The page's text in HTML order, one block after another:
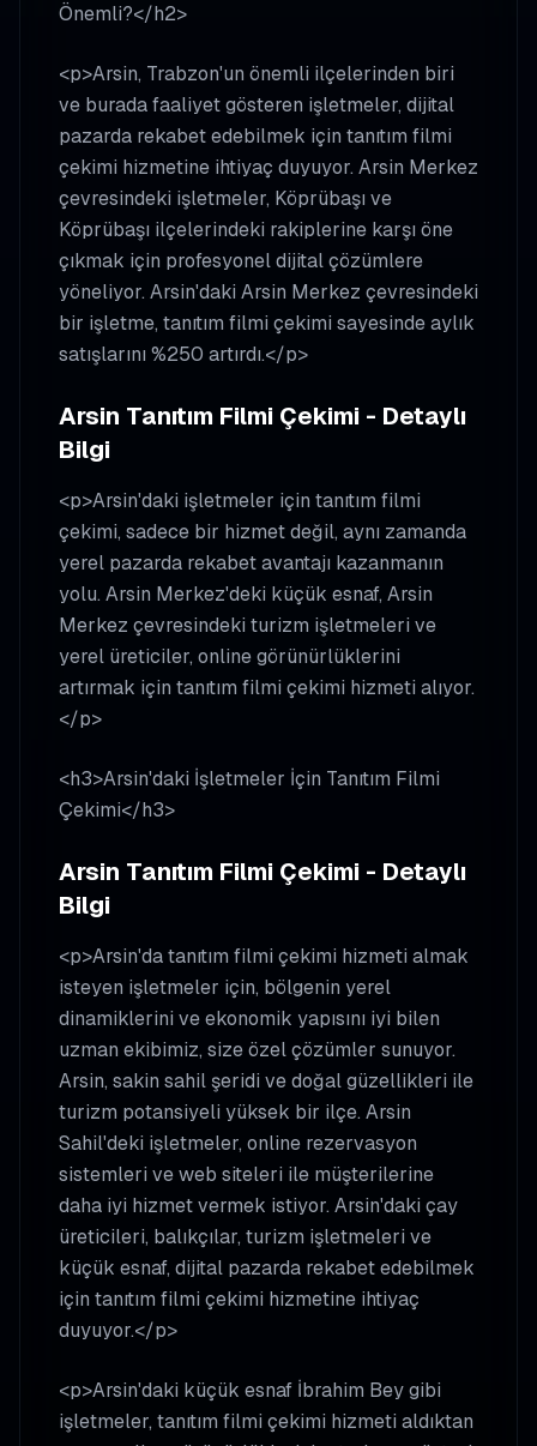
Önemli?</h2>
<p>Arsin, Trabzon'un önemli ilçelerinden biri
ve burada faaliyet gösteren işletmeler, dijital
pazarda rekabet edebilmek için tanıtım filmi
çekimi hizmetine ihtiyaç duyuyor. Arsin Merkez
çevresindeki işletmeler, Köprübaşı ve
Köprübaşı ilçelerindeki rakiplerine karşı öne
çıkmak için profesyonel dijital çözümlere
yöneliyor. Arsin'daki Arsin Merkez çevresindeki
bir işletme, tanıtım filmi çekimi sayesinde aylık
satışlarını %250 artırdı.</p>
Arsin Tanıtım Filmi Çekimi - Detaylı
Bilgi
<p>Arsin'daki işletmeler için tanıtım filmi
çekimi, sadece bir hizmet değil, aynı zamanda
yerel pazarda rekabet avantajı kazanmanın
yolu. Arsin Merkez'deki küçük esnaf, Arsin
Merkez çevresindeki turizm işletmeleri ve
yerel üreticiler, online görünürlüklerini
artırmak için tanıtım filmi çekimi hizmeti alıyor.
</p>
<h3>Arsin'daki İşletmeler İçin Tanıtım Filmi
Çekimi</h3>
Arsin Tanıtım Filmi Çekimi - Detaylı
Bilgi
<p>Arsin'da tanıtım filmi çekimi hizmeti almak
isteyen işletmeler için, bölgenin yerel
dinamiklerini ve ekonomik yapısını iyi bilen
uzman ekibimiz, size özel çözümler sunuyor.
Arsin, sakin sahil şeridi ve doğal güzellikleri ile
turizm potansiyeli yüksek bir ilçe. Arsin
Sahil'deki işletmeler, online rezervasyon
sistemleri ve web siteleri ile müşterilerine
daha iyi hizmet vermek istiyor. Arsin'daki çay
üreticileri, balıkçılar, turizm işletmeleri ve
küçük esnaf, dijital pazarda rekabet edebilmek
için tanıtım filmi çekimi hizmetine ihtiyaç
duyuyor.</p>
<p>Arsin'daki küçük esnaf İbrahim Bey gibi
işletmeler, tanıtım filmi çekimi hizmeti aldıktan